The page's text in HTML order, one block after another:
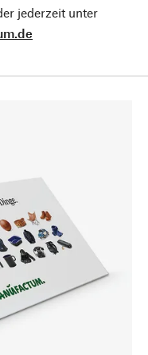
jederzeit unter